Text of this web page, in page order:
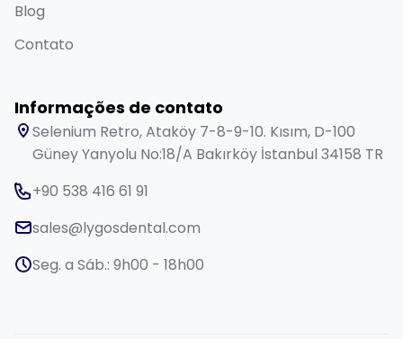
Blog
Contato
Informações de contato
Selenium Retro, Ataköy 7-8-9-10. Kısım, D-100
Güney Yanyolu No:18/A Bakırköy İstanbul 34158 TR
+90 538 416 61 91
sales@lygosdental.com
Seg. a Sáb.: 9h00 - 18h00